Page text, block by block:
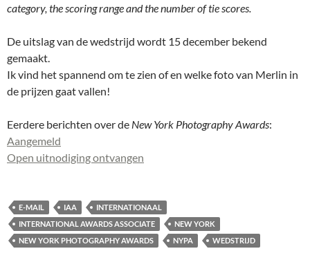
category, the scoring range and the number of tie scores.
De uitslag van de wedstrijd wordt 15 december bekend
gemaakt.
Ik vind het spannend om te zien of en welke foto van Merlin in
de prijzen gaat vallen!
Eerdere berichten over de New York Photography Awards:
Aangemeld
Open uitnodiging ontvangen
E-MAIL IAA
INTERNATIONAAL
INTERNATIONAL AWARDS ASSOCIATE
NEW YORK
NEW YORK PHOTOGRAPHY AWARDS
NYPA WEDSTRIJD